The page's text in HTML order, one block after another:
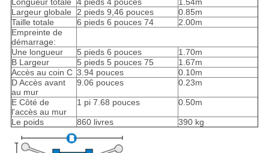
Longueur totale 4 pieds 4 pouces
1.54m
Largeur globale
2 pieds 9,46 pouces
0.85m
Taille totale
6 pieds 6 pouces 74
2.00m
Empreinte de
démarrage:
Une longueur
5 pieds 6 pouces
1.70m
B Largeur
5 pieds 5 pouces 75
1.67m
Accès au coin C 3.94 pouces
0.10m
D Accès avant
au mur
9.06 pouces 0.23m
E Côté de
l'accès au mur
1 pi 7.68 pouces 0.50m
Le poids 860 livres 390 kg